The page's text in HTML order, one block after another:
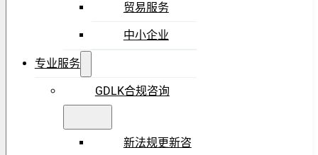
贸易服务
中小企业
专业服务
GDLK合规咨询
新法规更新咨